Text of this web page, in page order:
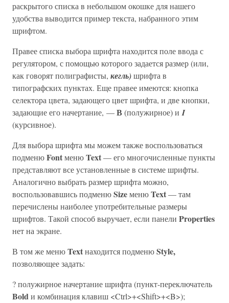
раскрытого списка в небольшом окошке для нашего
удобства выводится пример текста, набранного этим
шрифтом.
Правее списка выбора шрифта находится поле ввода с
регулятором, с помощью которого задается размер (или,
как говорят полиграфисты, кегль)шрифта в
типографских пунктах. Еще правее имеются: кнопка
селектора цвета, задающего цвет шрифта, и две кнопки,
задающие его начертание, —В(полужирное) иI
(курсивное).
Для выбора шрифта мы можем также воспользоваться
подменюFontменюText— его многочисленные пункты
представляют все установленные в системе шрифты.
Аналогично выбрать размер шрифта можно,
воспользовавшись подменюSizeменюText— там
перечислены наиболее употребительные размеры
шрифтов. Такой способ выручает, если панели Properties
нет на экране.
В том же менюTextнаходится подменюStyle,
позволяющее задать:
? полужирное начертание шрифта (пункт-переключатель
Boldи комбинация клавиш <Ctrl>+<Shift>+<B>);